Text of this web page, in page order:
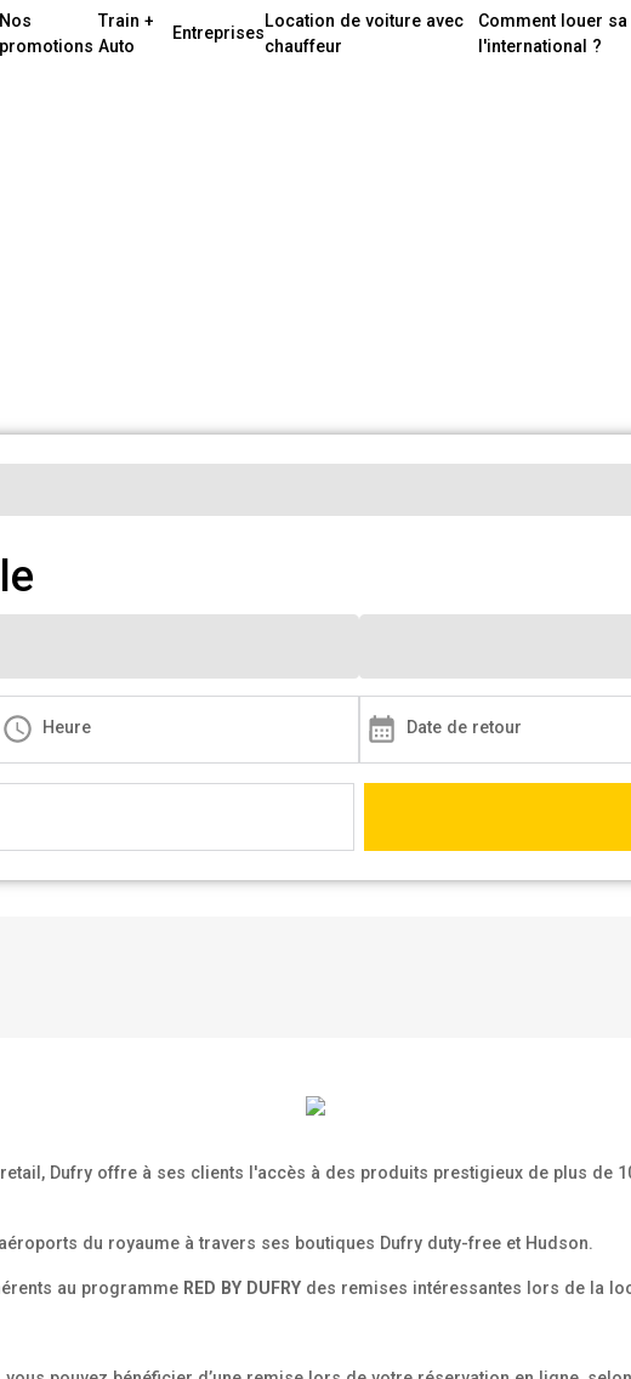
Nos
promotions
Train +
Auto
Entreprises
Location de voiture avec
chauffeur
Comment louer
l'international ?
Heure Date de retour
Dufry offre à ses clients l'accès à des produits prestigieux de plus de
du royaume à travers ses boutiques Dufry duty-free et Hudson.
au programme RED BY DUFRY des remises intéressantes lors de la